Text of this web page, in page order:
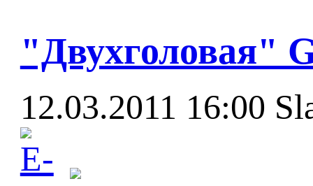
"Двухголовая"
12.03.2011 16:00